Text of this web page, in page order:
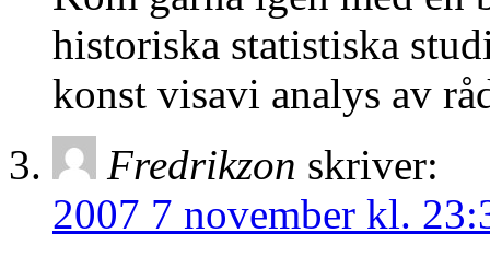
historiska statistiska
konst visavi analys av
Fredrikzon skriver:
2007 7 november kl.